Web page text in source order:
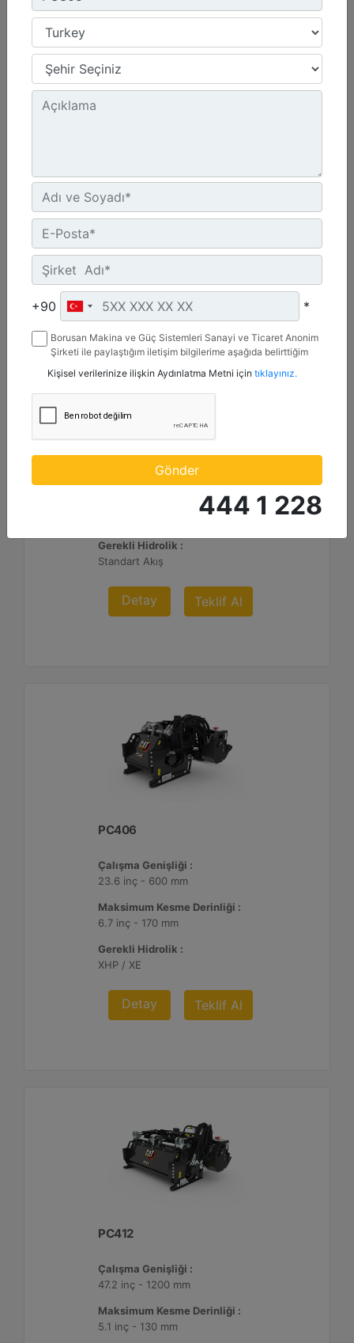
PC310
Çalışma Genişliği :
39.4 inç - 1000 mm
Detay
PC404
17.7 inç - 450 mm
Maksimum Kesme Derinliği :
Gerekli Hidrolik :
Standart Akış
Detay Teklif Al
PC406
Çalışma Genişliği :
23.6 inç - 600 mm
Maksimum Kesme Derinliği :
6.7 inç - 170 mm
Gerekli Hidrolik :
XHP / XE
Detay Teklif Al
PC412
Çalışma Genişliği :
47.2 inç - 1200 mm
Maksimum Kesme Derinliği :
5.1 inç - 130 mm
+90 *
Borusan Makina ve Güç Sistemleri Sanayi ve Ticaret Anonim
Şirketi ile paylaştığım iletişim bilgilerime aşağıda belirttiğim
mesaj gönderilmesine izin veriyorum.
Kişisel verilerinize ilişkin Aydınlatma Metni için tıklayınız.
Gönder
444 1 228